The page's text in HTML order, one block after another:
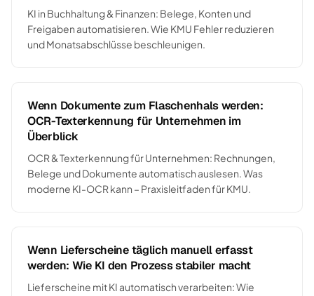
KI in Buchhaltung & Finanzen: Belege, Konten und
Freigaben automatisieren. Wie KMU Fehler reduzieren
und Monatsabschlüsse beschleunigen.
Wenn Dokumente zum Flaschenhals werden:
OCR-Texterkennung für Unternehmen im
Überblick
OCR & Texterkennung für Unternehmen: Rechnungen,
Belege und Dokumente automatisch auslesen. Was
moderne KI-OCR kann – Praxisleitfaden für KMU.
Wenn Lieferscheine täglich manuell erfasst
werden: Wie KI den Prozess stabiler macht
Lieferscheine mit KI automatisch verarbeiten: Wie